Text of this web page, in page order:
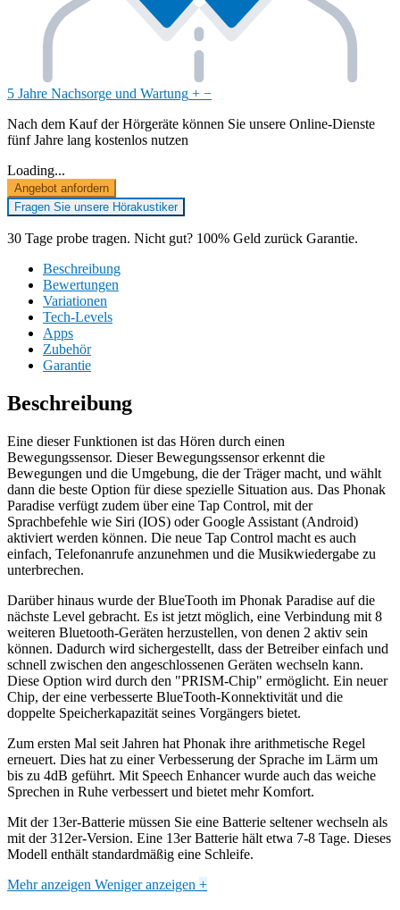
5 Jahre Nachsorge und Wartung + −
Nach dem Kauf der Hörgeräte können Sie unsere Online-Dienste
fünf Jahre lang kostenlos nutzen
Loading...
Angebot anfordern
Fragen Sie unsere Hörakustiker
30 Tage probe tragen. Nicht gut? 100% Geld zurück Garantie.
Beschreibung
Bewertungen
Variationen
Tech-Levels
Apps
Zubehör
Garantie
Beschreibung
Eine dieser Funktionen ist das Hören durch einen
Bewegungssensor. Dieser Bewegungssensor erkennt die
Bewegungen und die Umgebung, die der Träger macht, und wählt
dann die beste Option für diese spezielle Situation aus. Das Phonak
Paradise verfügt zudem über eine Tap Control, mit der
Sprachbefehle wie Siri (IOS) oder Google Assistant (Android)
aktiviert werden können. Die neue Tap Control macht es auch
einfach, Telefonanrufe anzunehmen und die Musikwiedergabe zu
unterbrechen.
Darüber hinaus wurde der BlueTooth im Phonak Paradise auf die
nächste Level gebracht. Es ist jetzt möglich, eine Verbindung mit 8
weiteren Bluetooth-Geräten herzustellen, von denen 2 aktiv sein
können. Dadurch wird sichergestellt, dass der Betreiber einfach und
schnell zwischen den angeschlossenen Geräten wechseln kann.
Diese Option wird durch den "PRISM-Chip" ermöglicht. Ein neuer
Chip, der eine verbesserte BlueTooth-Konnektivität und die
doppelte Speicherkapazität seines Vorgängers bietet.
Zum ersten Mal seit Jahren hat Phonak ihre arithmetische Regel
erneuert. Dies hat zu einer Verbesserung der Sprache im Lärm um
bis zu 4dB geführt. Mit Speech Enhancer wurde auch das weiche
Sprechen in Ruhe verbessert und bietet mehr Komfort.
Mit der 13er-Batterie müssen Sie eine Batterie seltener wechseln als
mit der 312er-Version. Eine 13er Batterie hält etwa 7-8 Tage. Dieses
Modell enthält standardmäßig eine Schleife.
Mehr anzeigen Weniger anzeigen +